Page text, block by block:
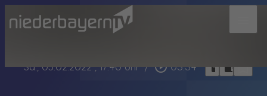
Sa., 05.02.2022, 17:40 Uhr / play_circle_outline 03:34 headphoneschrome_reader_modebookmark_border